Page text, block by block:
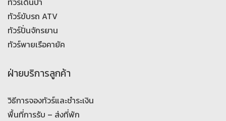
ทัวร์ขับรถ ATV
ทัวร์ปั่นจักรยาน
ทัวร์พายเรือคายัค
ฝ่ายบริการลูกค้า
วิธีการจองทัวร์และชำระเงิน
พื้นที่การรับ – ส่งที่พัก